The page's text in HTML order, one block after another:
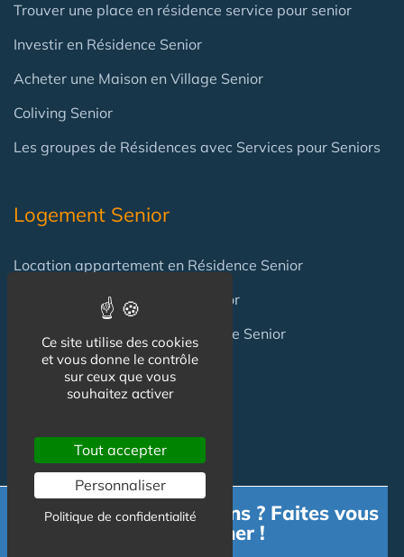
Trouver une place en résidence service pour senior
Investir en Résidence Senior
Acheter une Maison en Village Senior
Coliving Senior
Les groupes de Résidences avec Services pour Seniors
Logement Senior
Location appartement en Résidence Senior
Location Maison en Village Senior
Achat appartement en Résidence Senior
Achat Maison en Village Senior
Professionnels
Achat / Vente Résidence
Achat / Vente Terrain
Besoin d'informations ? Faites vous
accompagner !
Ce site utilise des cookies
et vous donne le contrôle
sur ceux que vous
souhaitez activer
Tout accepter
Personnaliser
Politique de confidentialité